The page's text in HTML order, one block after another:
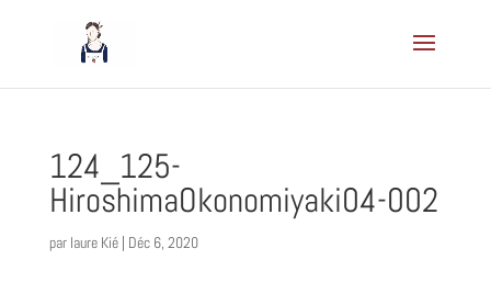
124_125-
HiroshimaOkonomiyaki04-002
par laure Kié| Déc 6, 2020